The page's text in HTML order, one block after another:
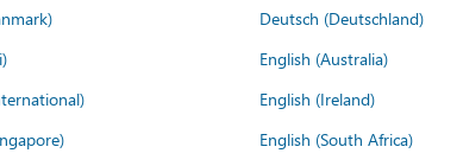
Deutsch (Deutschland)
English (Australia)
English (Ireland)
English (South Africa)